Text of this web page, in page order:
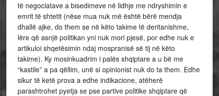
të negociatave a bisedimeve në lidhje me ndryshimin e
emrit të shtetit (nëse mua nuk më është bërë mendja
dhallë ajke, do them se në këto takime të deritanishme,
lëre që asnjë politikan yni nuk mori pjesë, por edhe nuk e
artikuloi shqetësimin ndaj mospranisë së tij në këto
takime). Ky mosinkuadrim i palës shqiptare a u bë me
“kastile” a pa qëllim, unë si opinionist nuk do ta them. Edhe
sikur të ketë prova a edhe indikacione, atëherë
parashtrohet pyetja se pse partive politike shqiptare që